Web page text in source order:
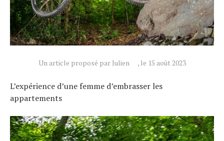
Un article proposé par Julien , le 15 août 2023
L’expérience d’une femme d’embrasser les
appartements